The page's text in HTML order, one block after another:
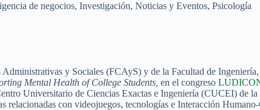
de negocios, Investigación, Noticias y Eventos, Psicología
Administrativas y Sociales (FCAyS) y de la Facultad de
Mental Health of College Students, en el congreso
Universitario de Ciencias Exactas e Ingeniería (CUCEI) de
relacionadas con videojuegos, tecnologías e Interacción